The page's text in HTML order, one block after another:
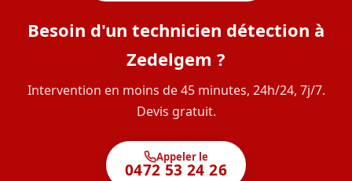
Besoin d'un technicien détection à
Zedelgem ?
Intervention en moins de 45 minutes, 24h/24, 7j/7.
Devis gratuit.
Appeler le
0472 53 24 26